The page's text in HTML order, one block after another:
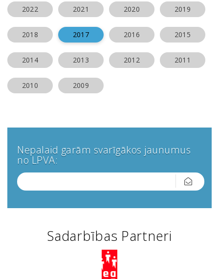
2022 2021 2020 2019
2018 2017 2016 2015
2014 2013 2012 2011
2010 2009
Nepalaid garām svarīgākos jaunumus
no LPVA:
Sadarbības Partneri